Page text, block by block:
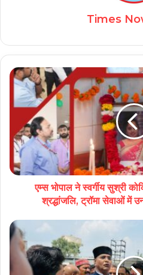
Times
एम्स भोपाल ने स्वर्गीय सुश्री
श्रद्धांजलि, ट्रॉमा सेवाओं में